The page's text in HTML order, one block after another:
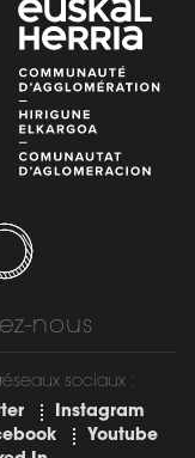
nous
sociaux :
Instagram
Youtube